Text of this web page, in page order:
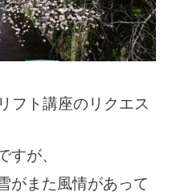
フト講座のリクエス
すが、
がまた風情があって